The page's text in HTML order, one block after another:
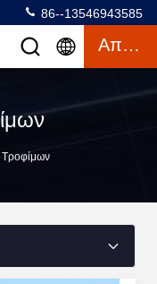
86--13546943585
Απόσπασμα
Τροφίμων